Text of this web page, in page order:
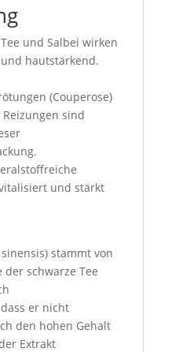
und Salbei wirken
hautstärkend.
(Couperose)
sind
und stärkt
stammt von
schwarze Tee
er nicht
den hohen Gehalt
Extrakt